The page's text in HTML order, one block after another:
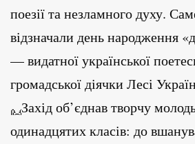
поезії та незламного духу.
відзначали день народження
— видатної української
громадської діячки Лесі
Захід об’єднав творчу
одинадцятих класів: до